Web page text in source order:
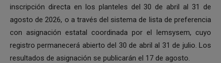
inscripción directa en los planteles del 30 de abril al 31 de
agosto de 2026, o a través del sistema de lista de preferencia
con asignación estatal coordinada por el Iemsysem, cuyo
registro permanecerá abierto del 30 de abril al 31 de julio. Los
resultados de asignación se publicarán el 17 de agosto.